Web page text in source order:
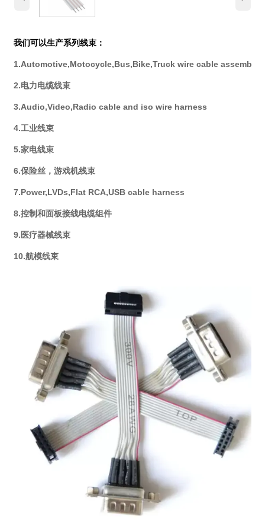
我们可以生产系列线束：
1.Automotive,Motocycle,Bus,Bike,Truck wire cable assembly
2.电力电缆线束
3.Audio,Video,Radio cable and iso wire harness
4.工业线束
5.家电线束
6.保险丝，游戏机线束
7.Power,LVDs,Flat RCA,USB cable harness
8.控制和面板接线电缆组件
9.医疗器械线束
10.航模线束